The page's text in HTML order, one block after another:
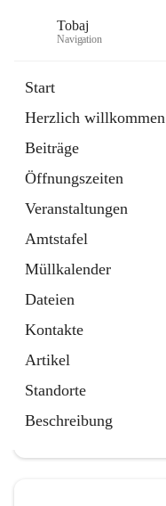
Tobaj
Navigation
Start
Herzlich willkommen
Beiträge
Öffnungszeiten
Veranstaltungen
Amtstafel
Müllkalender
Dateien
Kontakte
Artikel
Standorte
Beschreibung
Externe Webseite
in
Tab
Formulare
2 Schnellzugriffe